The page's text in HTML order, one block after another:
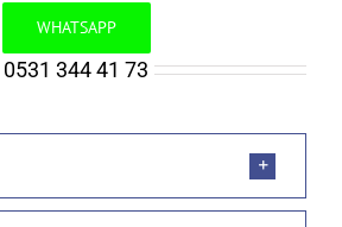
WHATSAPP
0531 344 41 73